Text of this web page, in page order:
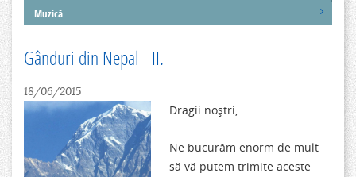
Muzică
Gânduri din Nepal - II.
18/06/2015
Dragii noștri,
Ne bucurăm enorm de mult
să vă putem trimite aceste